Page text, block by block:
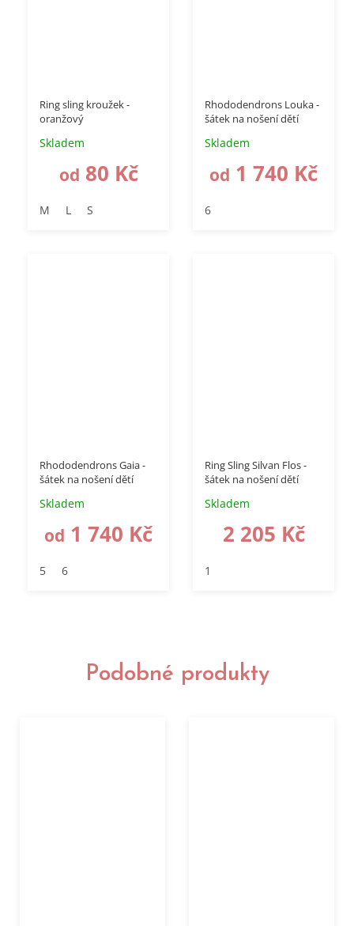
Ring sling kroužek -
oranžový
Skladem
od 80 Kč
M L S
Rhododendrons Louka -
šátek na nošení dětí
Skladem
od 1 740 Kč
6
Rhododendrons Gaia -
šátek na nošení dětí
Skladem
od 1 740 Kč
5 6
Ring Sling Silvan Flos -
šátek na nošení dětí
Skladem
2 205 Kč
1
Podobné produkty